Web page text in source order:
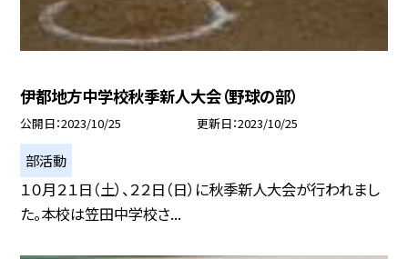
伊都地方中学校秋季新人大会（野球の部）
公開日 2023/10/25 更新日 2023/10/25
部活動
１０月２１日（土）、２２日（日）に秋季新人大会が行われまし
た。本校は笠田中学校さ...